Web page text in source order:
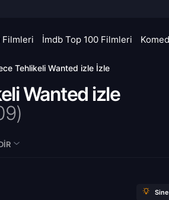
Filmleri İmdb Top 100 Filmleri
Tehlikeli Wanted izle İzle
Wanted izle